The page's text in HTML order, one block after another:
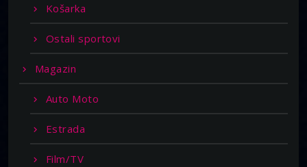
Košarka
Ostali sportovi
Magazin
Auto Moto
Estrada
Film/TV